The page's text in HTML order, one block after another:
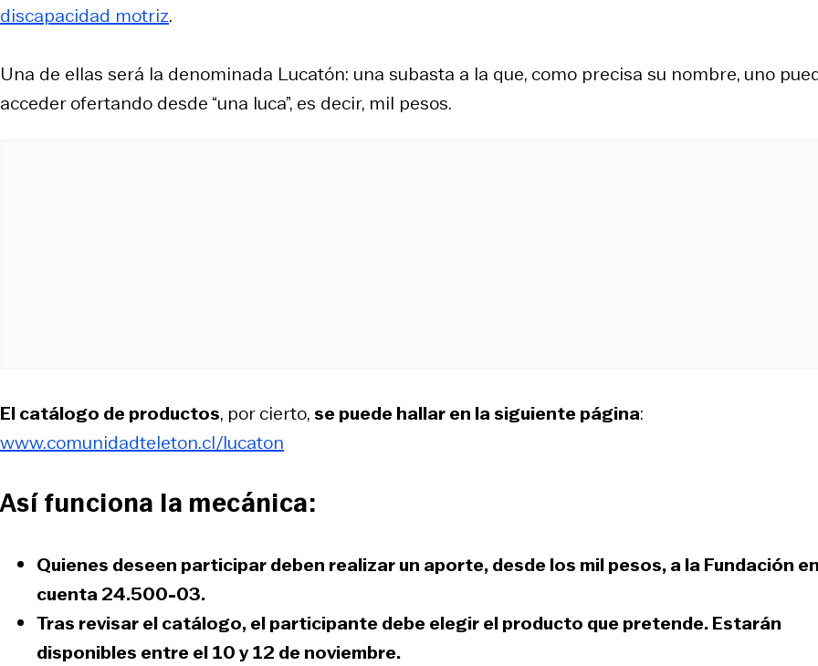
discapacidad motriz.
Una de ellas será la denominada Lucatón: una subasta a la que, como precisa su nombre, uno
acceder ofertando desde “una luca”, es decir, mil pesos.
El catálogo de productos, por cierto,se puede hallar en la siguiente página:
www.comunidadteleton.cl/lucaton
Así funciona la mecánica:
Quienes deseen participar deben realizar un aporte, desde los mil pesos, a la Fundación
cuenta 24.500-03.
Tras revisar el catálogo, el participante debe elegir el producto que pretende.Estarán
disponibles entre el 10 y 12 de noviembre.